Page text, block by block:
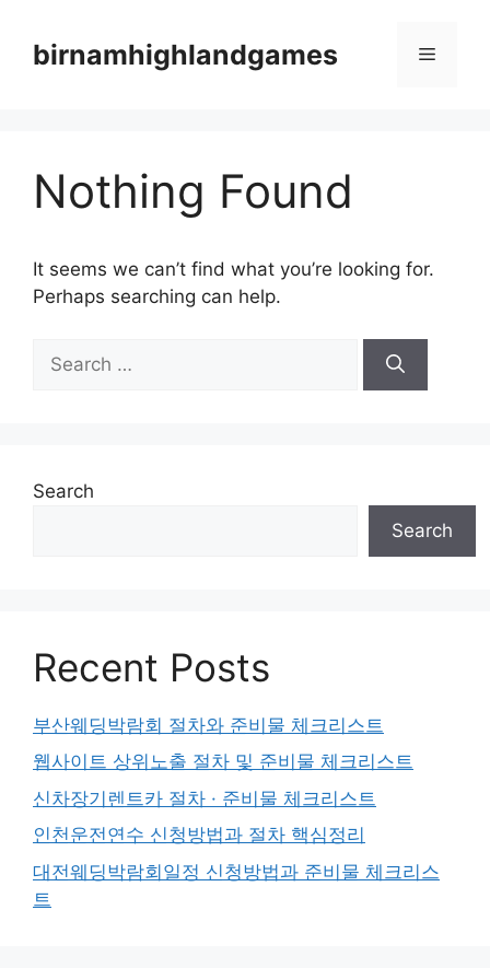
contentbirnamhighlandgames Menu
Nothing Found
It seems we can’t find what you’re looking for.
Perhaps searching can help.
for:
Search
Search
Recent Posts
부산웨딩박람회 절차와 준비물 체크리스트
웹사이트 상위노출 절차 및 준비물 체크리스트
신차장기렌트카 절차 · 준비물 체크리스트
인천운전연수 신청방법과 절차 핵심정리
대전웨딩박람회일정 신청방법과 준비물 체크리스
트